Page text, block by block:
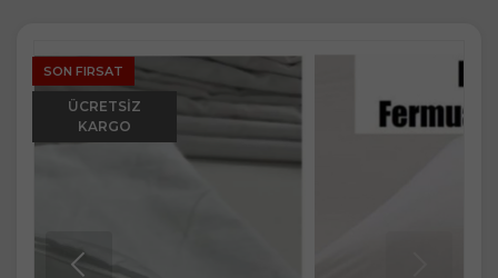
SON FIRSAT
ÜCRETSIZ
KARGO